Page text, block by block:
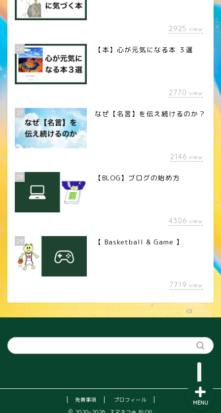
2925 view
26 【本】心が元気になる本 ３選
2770 view
27 なぜ【名言】を伝え続けるのか？
2146 view
28 【BLOG】ブログの始め方
4306 view
29 【 Basketball & Game 】
7719 view
免責事項
プロフィール
MENU
カメラレンズ
YouTube